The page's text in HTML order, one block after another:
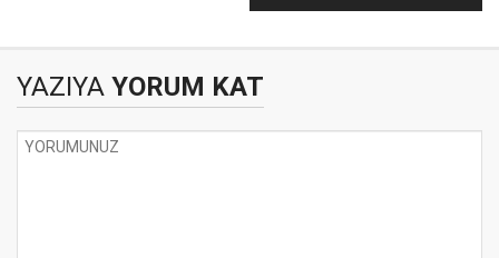
YAZIYA YORUM KAT